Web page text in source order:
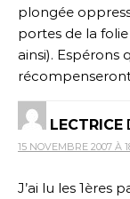
plongée
portes de la
ainsi). Espérons
LECTRICE
15 NOVEMBRE 2007 À
J’ai lu les 1ères